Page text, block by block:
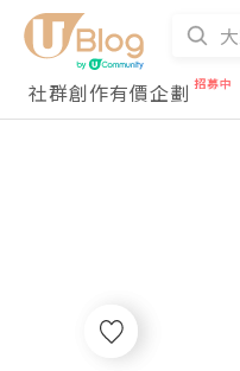
社群創作有價企劃